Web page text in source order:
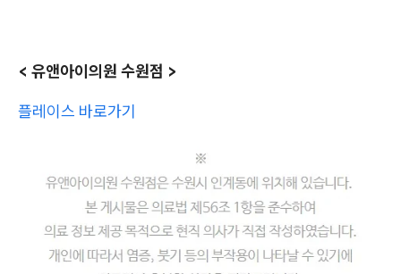
< 유앤아이의원 수원점 >
플레이스 바로가기